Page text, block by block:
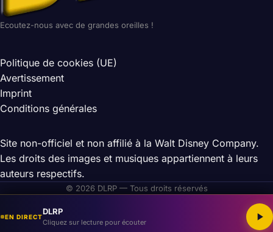
Ecoutez-nous avec de grandes oreilles !
Politique de cookies (UE)
Avertissement
Imprint
Conditions générales
Site non-officiel et non affilié à la Walt Disney Company.
Les droits des images et musiques appartiennent à leurs
auteurs respectifs.
© 2026 DLRP — Tous droits réservés
EN DIRECT
DLRP
Cliquez sur lecture pour écouter